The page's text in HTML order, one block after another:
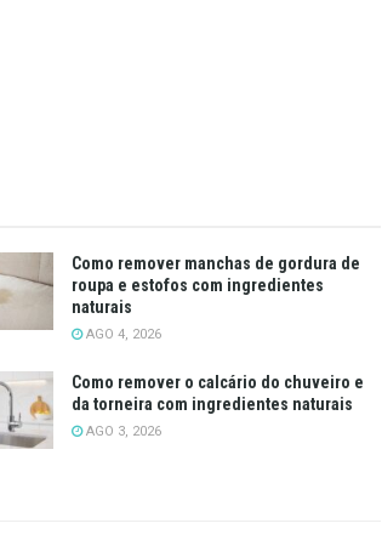
Como remover manchas de gordura de
roupa e estofos com ingredientes
naturais
AGO 4, 2026
Como remover o calcário do chuveiro e
da torneira com ingredientes naturais
AGO 3, 2026